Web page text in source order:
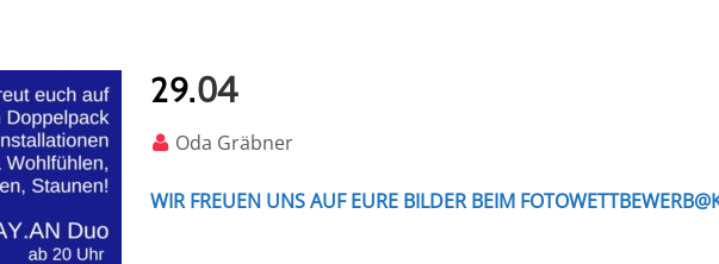
29.04
Oda Gräbner
WIR FREUEN UNS AUF EURE BILDER BEIM